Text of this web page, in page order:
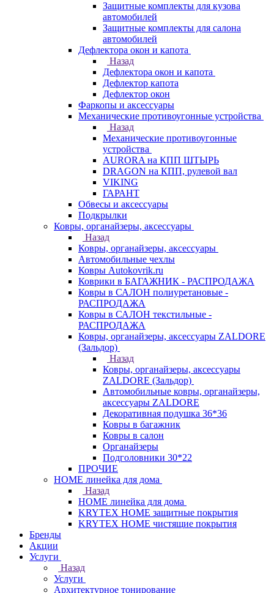
Защитные комплекты для кузова
автомобилей
Защитные комплекты для салона
автомобилей
Дефлектора окон и капота
Назад
Дефлектора окон и капота
Дефлектор капота
Дефлектор окон
Фаркопы и аксессуары
Механические противоугонные устройства
Назад
Механические противоугонные
устройства
AURORA на КПП ШТЫРЬ
DRAGON на КПП, рулевой вал
VIKING
ГАРАНТ
Обвесы и аксессуары
Подкрылки
Ковры, органайзеры, аксессуары
Назад
Ковры, органайзеры, аксессуары
Автомобильные чехлы
Ковры Autokovrik.ru
Коврики в БАГАЖНИК - РАСПРОДАЖА
Ковры в САЛОН полиуретановые -
РАСПРОДАЖА
Ковры в САЛОН текстильные -
РАСПРОДАЖА
Ковры, органайзеры, аксессуары ZALDORE
(Зальдор)
Назад
Ковры, органайзеры, аксессуары
ZALDORE (Зальдор)
Автомобильные ковры, органайзеры,
аксессуары ZALDORE
Декоративная подушка 36*36
Ковры в багажник
Ковры в салон
Органайзеры
Подголовники 30*22
ПРОЧИЕ
HOME линейка для дома
Назад
HOME линейка для дома
KRYTEX HOME защитные покрытия
KRYTEX HOME чистящие покрытия
Бренды
Акции
Услуги
Назад
Услуги
Архитектурное тонирование